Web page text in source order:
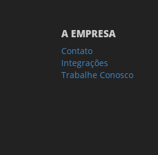
A EMPRESA
Contato
Integrações
Trabalhe Conosco